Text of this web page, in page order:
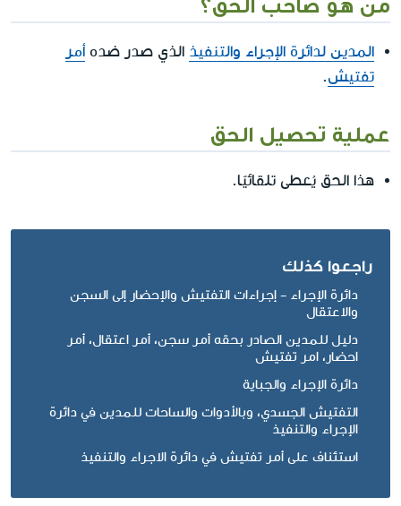
المدين لدائرة الإجراء والتنفيذ الذي صدر ضدهأمر
تفتيش.
عملية تحصيل الحق
هذا الحق يُعطى تلقائيًا.
راجعوا كذلك
دائرة الإجراء - إجراءات التفتيش والإحضار إلى السجن
والاعتقال
دليل للمدين الصادر بحقه أمر سجن، أمر اعتقال، أمر
احضار، امر تفتيش
دائرة الإجراء والجباية
التفتيش الجسدي، وبالأدوات والساحات للمدين في دائرة
الإجراء والتنفيذ
استئناف على أمر تفتيش في دائرة الاجراء والتنفيذ